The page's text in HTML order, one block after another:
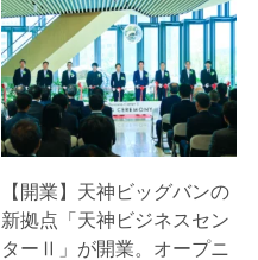
【開業】天神ビッグバンの
新拠点「天神ビジネスセン
ターⅡ」が開業。オープニ